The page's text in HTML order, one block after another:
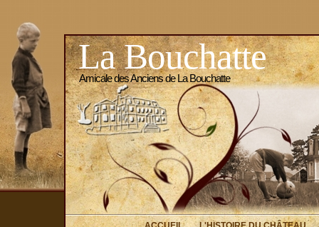
La Bouchatte
Amicale des Anciens de La Bouchatte